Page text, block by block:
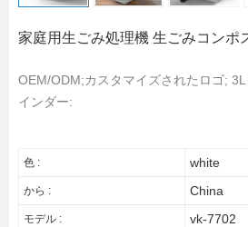
家庭用生ごみ処理機 生ごみコンポ
OEM/ODM;カスタマイズされたロゴ;
インダー:
色 : white
から : China
モデル : vk-7702